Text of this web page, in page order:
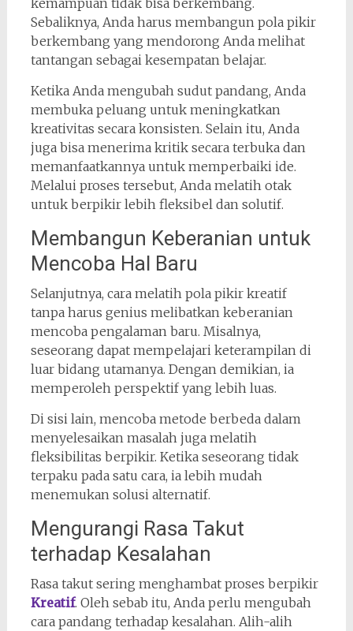
Sebaliknya, Anda harus membangun pola pikir
berkembang yang mendorong Anda melihat
tantangan sebagai kesempatan belajar.
Ketika Anda mengubah sudut pandang, Anda
membuka peluang untuk meningkatkan
kreativitas secara konsisten. Selain itu, Anda
juga bisa menerima kritik secara terbuka dan
memanfaatkannya untuk memperbaiki ide.
Melalui proses tersebut, Anda melatih otak
untuk berpikir lebih fleksibel dan solutif.
Membangun Keberanian untuk
Mencoba Hal Baru
Selanjutnya, cara melatih pola pikir kreatif
tanpa harus genius melibatkan keberanian
mencoba pengalaman baru. Misalnya,
seseorang dapat mempelajari keterampilan di
luar bidang utamanya. Dengan demikian, ia
memperoleh perspektif yang lebih luas.
Di sisi lain, mencoba metode berbeda dalam
menyelesaikan masalah juga melatih
fleksibilitas berpikir. Ketika seseorang tidak
terpaku pada satu cara, ia lebih mudah
menemukan solusi alternatif.
Mengurangi Rasa Takut
terhadap Kesalahan
Rasa takut sering menghambat proses berpikir
Kreatif. Oleh sebab itu, Anda perlu mengubah
cara pandang terhadap kesalahan. Alih-alih